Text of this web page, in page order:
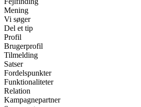
Mening
Vi søger
Del et tip
Profil
Brugerprofil
Tilmelding
Satser
Fordelspunkter
Funktionaliteter
Relation
Kampagnepartner